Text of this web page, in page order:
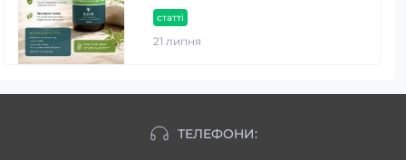
статті
21 липня
ТЕЛЕФОНИ: